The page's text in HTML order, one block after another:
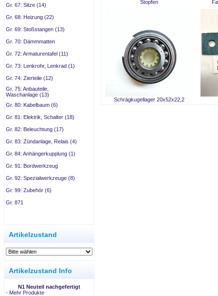
Gr. 67: Sitze (14)
Gr. 68: Heizung (22)
Gr. 69: Stoßstangen (13)
Gr. 70: Dämmmatten
Gr. 72: Armaturentafel (11)
Gr. 73: Lenkrohr, Lenkrad (1)
Gr. 74: Zierteile (12)
Gr. 75: Anbauteile,
Waschanlage (13)
Gr. 80: Kabelbaum (6)
Gr. 81: Elektrik, Schalter (18)
Gr. 82: Beleuchtung (17)
Gr. 83: Zündanlage, Relais (4)
Gr. 84: Anhängerkupplung (1)
Gr. 91: Bordwerkzeug
Gr. 92: Spezialwerkzeuge (8)
Gr. 99: Zubehör (6)
Gr. 871
Artikelzustand
Artikelzustand Info
N1 Neuteil nachgefertigt
- Mehr Produkte
Stopfen
Schrägkugellager 20x52x22,2